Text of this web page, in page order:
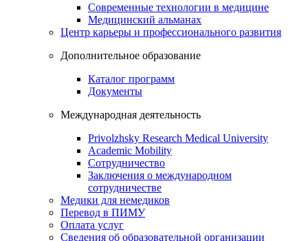
Современные технологии в медицине
Медицинский альманах
Центр карьеры и профессионального развития
Дополнительное образование
Каталог программ
Документы
Международная деятельность
Privolzhsky Research Medical University
Academic Mobility
Сотрудничество
Заключения о международном
сотрудничестве
Медики для немедиков
Перевод в ПИМУ
Оплата услуг
Сведения об образовательной организации